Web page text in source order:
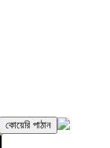
কোয়েরি পাঠান